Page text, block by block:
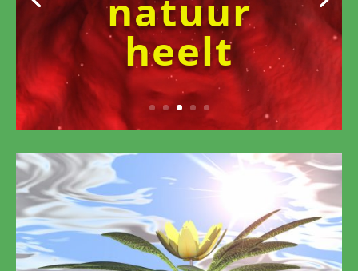
natuur
heelt